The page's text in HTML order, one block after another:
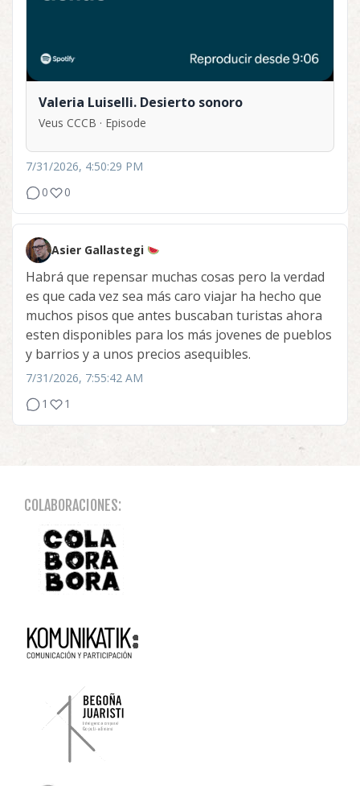
Valeria Luiselli. Desierto sonoro
Veus CCCB · Episode
7/31/2026, 4:50:29 PM
0
0
Asier Gallastegi
Habrá que repensar muchas cosas pero la verdad
es que cada vez sea más caro viajar ha hecho que
muchos pisos que antes buscaban turistas ahora
esten disponibles para los más jovenes de pueblos
y barrios y a unos precios asequibles.
7/31/2026, 7:55:42 AM
1
1
COLABORACIONES: